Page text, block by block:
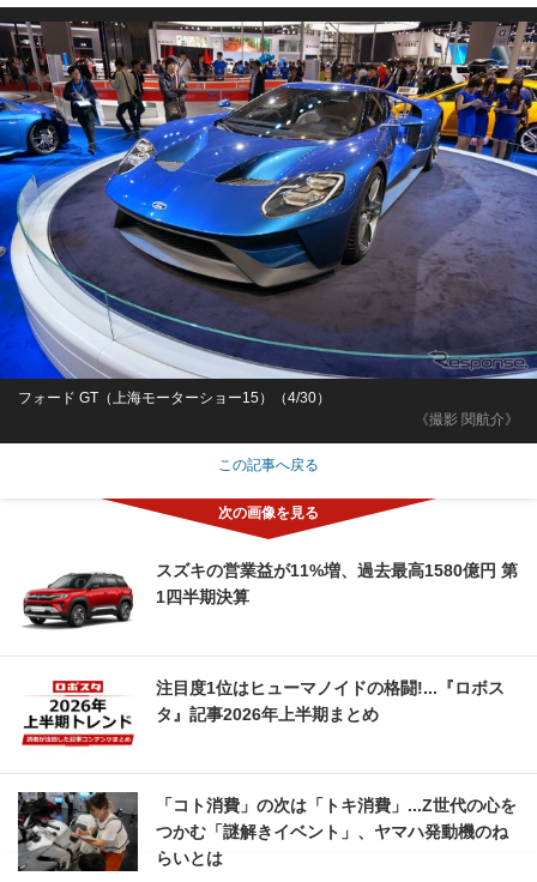
《撮影 関航介》
フォード GT（上海モーターショー15）（4/30）
この記事へ戻る
スズキの営業益が11%増、過去最高1580億円 第
1四半期決算
注目度1位はヒューマノイドの格闘!...『ロボス
タ』記事2026年上半期まとめ
「コト消費」の次は「トキ消費」...Z世代の心を
つかむ「謎解きイベント」、ヤマハ発動機のね
らいとは